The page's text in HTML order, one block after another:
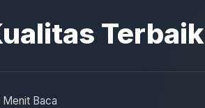
Terbaik
Menit Baca